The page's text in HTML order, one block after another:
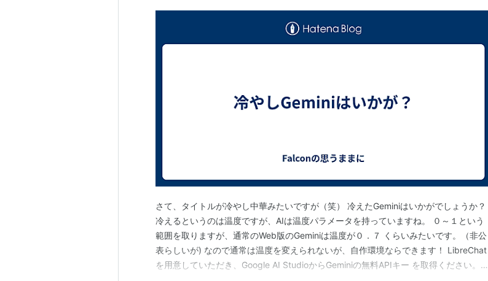
さて、タイトルが冷やし中華みたいですが（笑） 冷えたGeminiはいかがでしょうか？
冷えるというのは温度ですが、AIは温度パラメータを持っていますね。 ０～１という
範囲を取りますが、通常のWeb版のGeminiは温度が０．７ くらいみたいです。（非公
表らしいが) なので通常は温度を変えられないが、自作環境ならできます！ LibreChat
を用意していただき、Google AI StudioからGeminiの無料APIキー を取得ください。